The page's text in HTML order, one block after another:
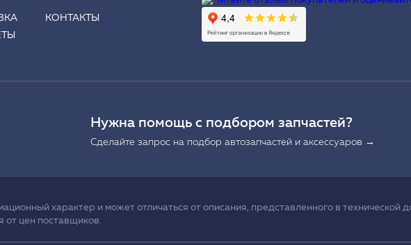
КОНТАКТЫ
Нужна помощь с подбором запчастей?
Сделайте запрос на подбор автозапчастей и аксессуаров →
характер и может отличаться от описания, представленного в технической
от цен поставщиков.